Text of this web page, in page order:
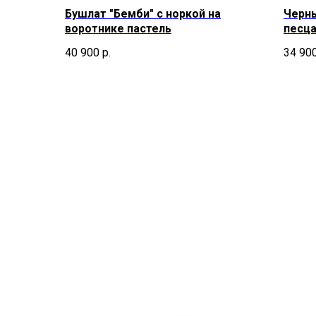
Бушлат "Бемби" с норкой на
воротнике пастель
40 900 р.
34